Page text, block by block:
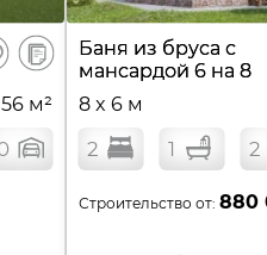
В
сравнение
56 м²
Баня из бруса с
мансардой 6 на 8
8 x 6 м
2 1 2
Строительство от:880